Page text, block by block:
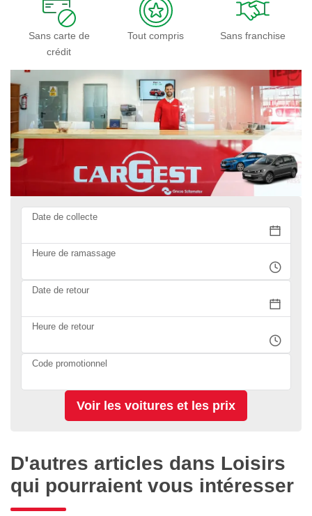
Sans carte de
crédit
Tout compris Sans franchise
Date de collecte
Heure de ramassage
Date de retour
Heure de retour
Code promotionnel
D'autres articles dans Loisirs
qui pourraient vous intéresser